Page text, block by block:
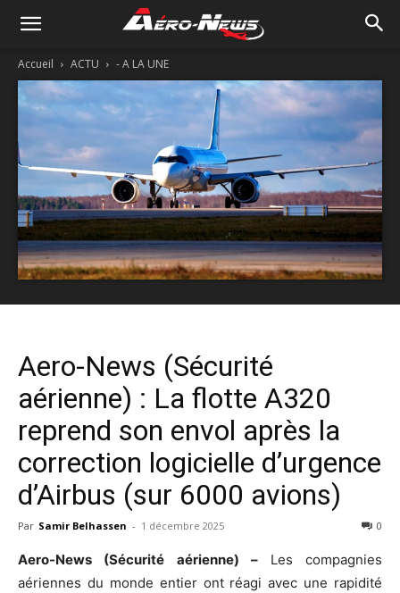
Accueil ACTU - A LA UNE
Aero-News (Sécurité
aérienne) : La flotte A320
reprend son envol après la
correction logicielle d’urgence
d’Airbus (sur 6000 avions)
Par Samir Belhassen - 1 décembre 2025 0
Aero-News (Sécurité aérienne) – Les compagnies
aériennes du monde entier ont réagi avec une rapidité